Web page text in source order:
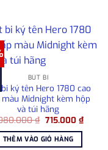
BÚT BI
bi ký tên Hero 1780 cao
màu Midnight kèm hộp
và túi hãng
₫ Giá
là:
1.080.000 ₫.
715.000 ₫Giá
hiện
THÊM VÀO GIỎ HÀNG